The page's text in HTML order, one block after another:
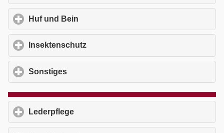
Huf und Bein
Insektenschutz
Sonstiges
Lederpflege